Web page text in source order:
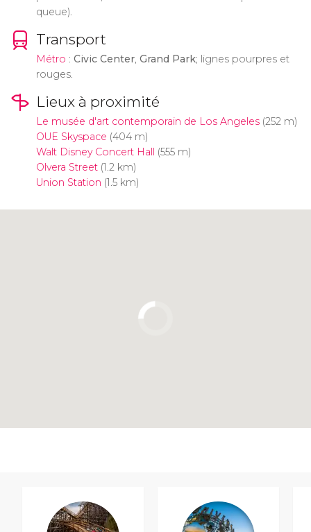
queue).
Transport
Métro : Civic Center, Grand Park; lignes pourpres et
rouges.
Lieux à proximité
Le musée d'art contemporain de Los Angeles(252 m)
OUE Skyspace (404 m)
Walt Disney Concert Hall (555 m)
Olvera Street(1.2 km)
Union Station (1.5 km)